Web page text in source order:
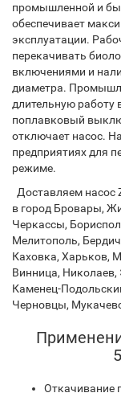
промышленной и
обеспечивает
эксплуатации.
перекачивать
включениями и
диаметра.
длительную работу
поплавковый
отключает насос.
предприятиях для
режиме.
Доставляем насос
в город Бровары,
Черкассы,
Мелитополь,
Каховка, Харьков,
Винница, Николаев,
Каменец-
Черновцы,
Откачивание